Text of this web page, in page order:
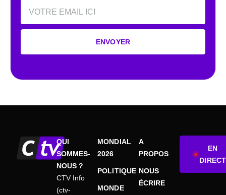
Email
ENVOYER
QUI
SOMMES-
NOUS ?
CTV Info
(ctv-
MONDIAL
2026
POLITIQUE
MONDE
A
PROPOS
NOUS
ÉCRIRE
EN
DIRECT